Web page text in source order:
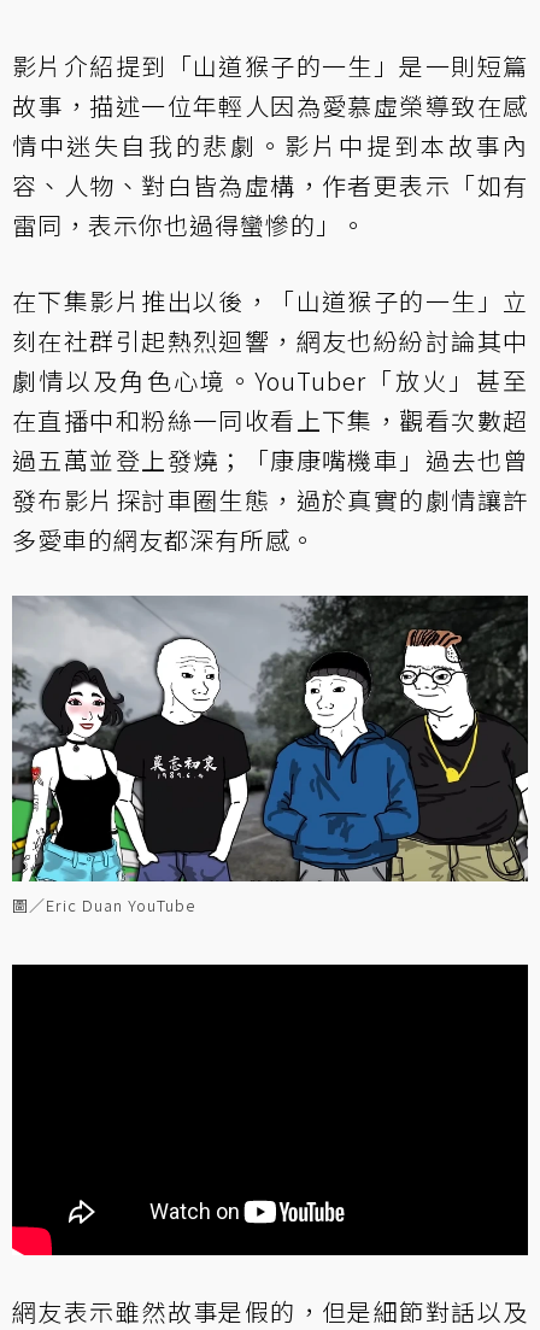
影片介紹提到「山道猴子的一生」是一則短篇
故事，描述一位年輕人因為愛慕虛榮導致在感
情中迷失自我的悲劇。影片中提到本故事內
容、人物、對白皆為虛構，作者更表示「如有
雷同，表示你也過得蠻慘的」。
在下集影片推出以後，「山道猴子的一生」立
刻在社群引起熱烈迴響，網友也紛紛討論其中
劇情以及角色心境。YouTuber「放火」甚至
在直播中和粉絲一同收看上下集，觀看次數超
過五萬並登上發燒；「康康嘴機車」過去也曾
發布影片探討車圈生態，過於真實的劇情讓許
多愛車的網友都深有所感。
圖／Eric Duan YouTube
網友表示雖然故事是假的，但是細節對話以及